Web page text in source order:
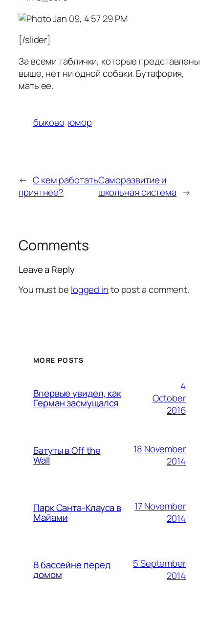
[/slider]
За всеми таблички, которые представлены
выше, нет ни одной собаки. Бутафория,
мать ее.
быково юмор
← С кем работать
приятнее?
Саморазвитие и
школьная система →
Comments
Leave a Reply
You must be logged into post a comment.
MORE POSTS
Впервые увидел, как
Герман засмущался
4
October
2016
Батуты в Off the
Wall
18 November
2014
Парк Санта-Клауса в
Майами
17 November
2014
В бассейне перед
домом
5 September
2014